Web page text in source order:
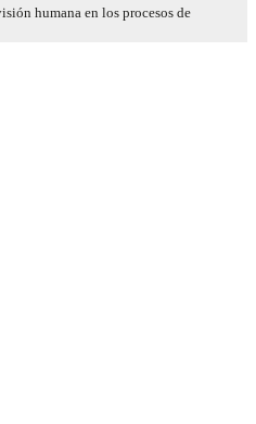
humana en los procesos de